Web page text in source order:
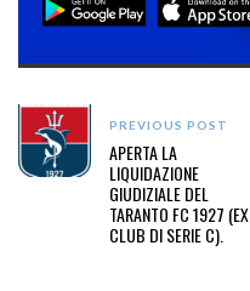
PREVIOUS POST
APERTA LA
LIQUIDAZIONE
GIUDIZIALE DEL
TARANTO FC 1927 (EX
CLUB DI SERIE C).